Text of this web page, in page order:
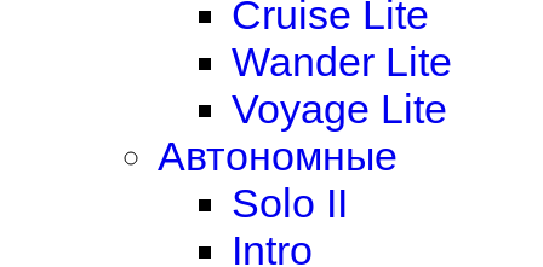
Cruise Lite
Wander Lite
Voyage Lite
Автономные
Solo II
Intro